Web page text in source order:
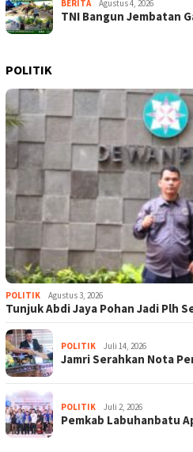
BERITA Agustus 4, 2026
TNI Bangun Jembatan
POLITIK
POLITIK Agustus 3, 2026
Tunjuk Abdi Jaya Pohan Jadi Plh
POLITIK Juli 14, 2026
Jamri Serahkan Nota
POLITIK Juli 2, 2026
Pemkab Labuhanbatu